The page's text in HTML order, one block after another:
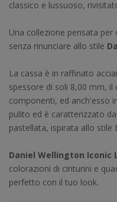
classico e lussuoso,
Una collezione pensata
senza rinunciare allo stile
La cassa è in raffinato
spessore di soli 8,00 mm,
componenti, ed anch'esso
pulito ed è caratterizzato
pastellata, ispirata allo stile
Daniel Wellington Iconic
colorazioni di cinturini e
perfetto con il tuo look.